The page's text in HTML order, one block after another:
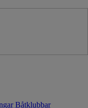
Båtklubbar